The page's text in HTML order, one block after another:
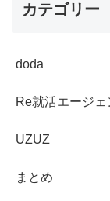
カテゴリー
doda
Re就活エージェ
UZUZ
まとめ